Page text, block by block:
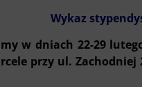
Wykaz
w dniach 22-29
przy ul.